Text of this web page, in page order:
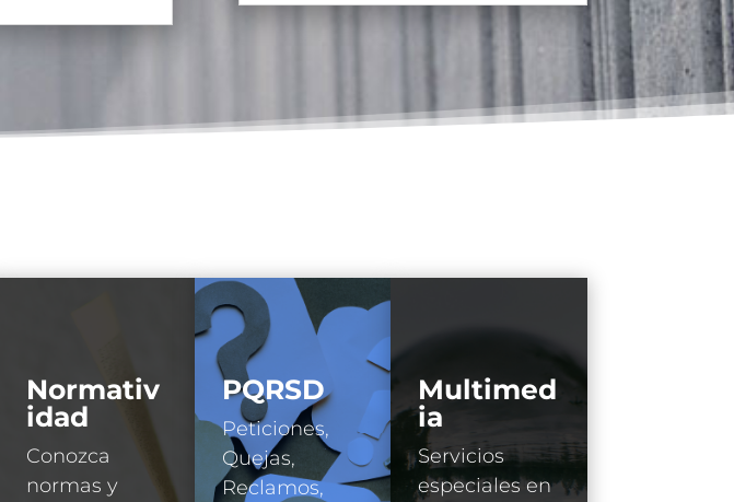
Normativ
idad
Conozca
normas y
PQRSD
Peticiones,
Quejas,
Reclamos,
Multimed
ia
Servicios
especiales en